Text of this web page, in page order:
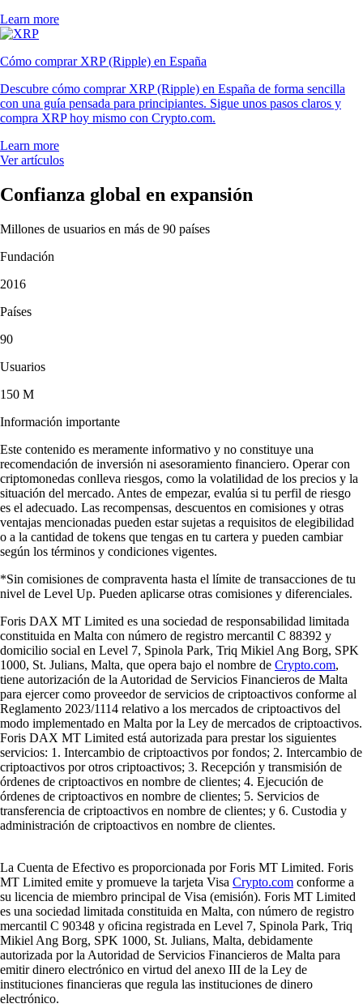
Learn more
Cómo comprar XRP (Ripple) en España
Descubre cómo comprar XRP (Ripple) en España de forma sencilla
con una guía pensada para principiantes. Sigue unos pasos claros y
compra XRP hoy mismo con Crypto.com.
Learn more
Ver artículos
Confianza global en expansión
Millones de usuarios en más de 90 países
Fundación
2016
Países
90
Usuarios
150 M
Información importante
Este contenido es meramente informativo y no constituye una
recomendación de inversión ni asesoramiento financiero. Operar con
criptomonedas conlleva riesgos, como la volatilidad de los precios y la
situación del mercado. Antes de empezar, evalúa si tu perfil de riesgo
es el adecuado. Las recompensas, descuentos en comisiones y otras
ventajas mencionadas pueden estar sujetas a requisitos de elegibilidad
o a la cantidad de tokens que tengas en tu cartera y pueden cambiar
según los términos y condiciones vigentes.
*Sin comisiones de compraventa hasta el límite de transacciones de tu
nivel de Level Up. Pueden aplicarse otras comisiones y diferenciales.
Foris DAX MT Limited es una sociedad de responsabilidad limitada
constituida en Malta con número de registro mercantil C 88392 y
domicilio social en Level 7, Spinola Park, Triq Mikiel Ang Borg, SPK
1000, St. Julians, Malta, que opera bajo el nombre de Crypto.com,
tiene autorización de la Autoridad de Servicios Financieros de Malta
para ejercer como proveedor de servicios de criptoactivos conforme al
Reglamento 2023/1114 relativo a los mercados de criptoactivos del
modo implementado en Malta por la Ley de mercados de criptoactivos.
Foris DAX MT Limited está autorizada para prestar los siguientes
servicios: 1. Intercambio de criptoactivos por fondos; 2. Intercambio de
criptoactivos por otros criptoactivos; 3. Recepción y transmisión de
órdenes de criptoactivos en nombre de clientes; 4. Ejecución de
órdenes de criptoactivos en nombre de clientes; 5. Servicios de
transferencia de criptoactivos en nombre de clientes; y 6. Custodia y
administración de criptoactivos en nombre de clientes.
La Cuenta de Efectivo es proporcionada por Foris MT Limited. Foris
MT Limited emite y promueve la tarjeta Visa Crypto.com conforme a
su licencia de miembro principal de Visa (emisión). Foris MT Limited
es una sociedad limitada constituida en Malta, con número de registro
mercantil C 90348 y oficina registrada en Level 7, Spinola Park, Triq
Mikiel Ang Borg, SPK 1000, St. Julians, Malta, debidamente
autorizada por la Autoridad de Servicios Financieros de Malta para
emitir dinero electrónico en virtud del anexo III de la Ley de
instituciones financieras que regula las instituciones de dinero
electrónico.